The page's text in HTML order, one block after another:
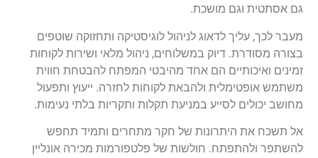
גם אסתטית וגם מושכת.
מעבר לכך, עליך לדאוג לניהול לוגיסטיקה ותחזוקה שוטפים
בצורה מסודרת. דיוק במשלוחים, ניהול מלאי ושירות לקוחות
זמינים ואיכותיים הם אחד מהיבטי המפתח להבטחת חווית
משתמש אופטימלית ולהבאת לקוחות לחזרה. ייעוץ ותפעול
מחושב יכולים לסייע במניעת תקלות ותקריות בלתי נעימות.
אל תשכח את היתרונות של חקר מתחרים ותמיד תחפש
להשתפר ולהתפתח. חולשות של פלטפורמות מכירה אונליין